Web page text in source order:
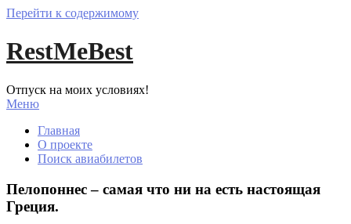
Перейти к содержимому
RestMeBest
Отпуск на моих условиях!
Меню
Главная
О проекте
Поиск авиабилетов
Пелопоннес – самая что ни на есть настоящая
Греция.